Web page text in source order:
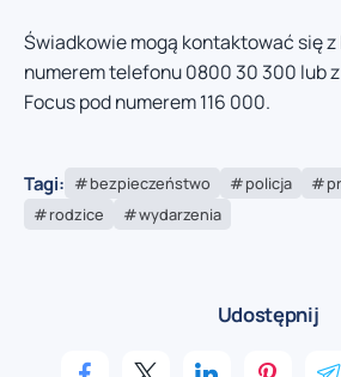
Świadkowie mogą kontaktować się z
numerem telefonu 0800 30 300 lub
Focus pod numerem 116 000.
Tagi: bezpieczeństwo policja
rodzice
wydarzenia
Udostępnij